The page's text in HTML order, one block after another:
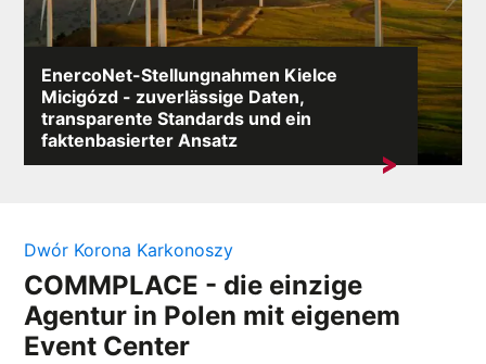
EnercoNet-Stellungnahmen Kielce
Micigózd - zuverlässige Daten,
transparente Standards und ein
faktenbasierter Ansatz
Eine Suche nach dem Stichwort „EnercoNet
Dwór Korona Karkonoszy
COMMPLACE - die einzige
Agentur in Polen mit eigenem
Event Center